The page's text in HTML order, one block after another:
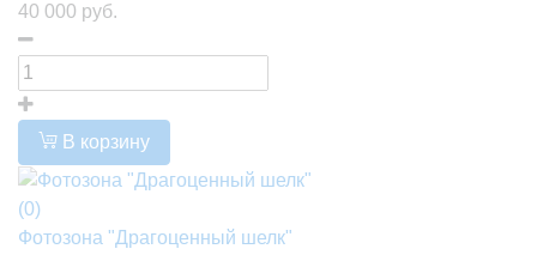
40 000 руб.
В корзину
(0)
Фотозона "Драгоценный шелк"